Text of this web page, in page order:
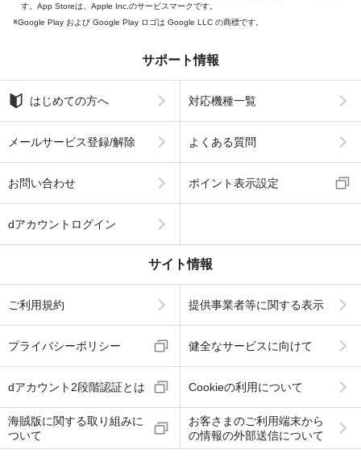
す。App Storeは、Apple Inc.のサービスマークです。
Google Play および Google Play ロゴは Google LLC の商標です。
サポート情報
はじめての方へ 対応機種一覧
メールサービス登録/解除 よくある質問
お問い合わせ ポイント表示設定
dアカウントログイン
サイト情報
ご利用規約 提供事業者等に関する表示
プライバシーポリシー 健全なサービスに向けて
dアカウント2段階認証とは Cookieの利用について
海賊版に関する取り組みに
ついて
お客さまのご利用端末から
の情報の外部送信について